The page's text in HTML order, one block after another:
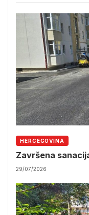
HERCEGOVINA
Završena
29/07/2026